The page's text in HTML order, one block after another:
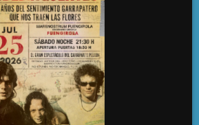
TOTALES
- 12:00 pm